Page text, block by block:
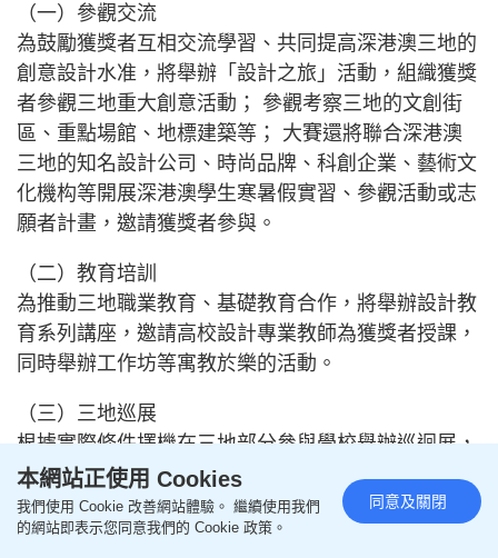
（一）參觀交流
為鼓勵獲獎者互相交流學習、共同提高深港澳三地的
創意設計水准，將舉辦「設計之旅」活動，組織獲獎
者參觀三地重大創意活動； 參觀考察三地的文創街
區、重點場館、地標建築等； 大賽還將聯合深港澳
三地的知名設計公司、時尚品牌、科創企業、藝術文
化機构等開展深港澳學生寒暑假實習、參觀活動或志
願者計畫，邀請獲獎者參與。
（二）教育培訓
為推動三地職業教育、基礎教育合作，將舉辦設計教
育系列講座，邀請高校設計專業教師為獲獎者授課，
同時舉辦工作坊等寓教於樂的活動。
（三）三地巡展
根據實際條件擇機在三地部分參與學校舉辦巡迴展，
組織獲獎者及其優秀作品參加巡展。
本網站正使用 Cookies
我們使用 Cookie 改善網站體驗。 繼續使用我們
的網站即表示您同意我們的 Cookie 政策。
同意及關閉